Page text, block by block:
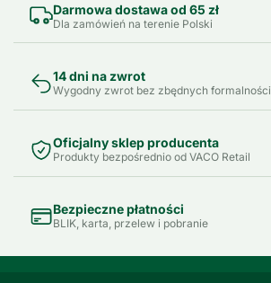
Darmowa dostawa od 65 zł
Dla zamówień na terenie Polski
14 dni na zwrot
Wygodny zwrot bez zbędnych formalności
Oficjalny sklep producenta
Produkty bezpośrednio od VACO Retail
Bezpieczne płatności
BLIK, karta, przelew i pobranie